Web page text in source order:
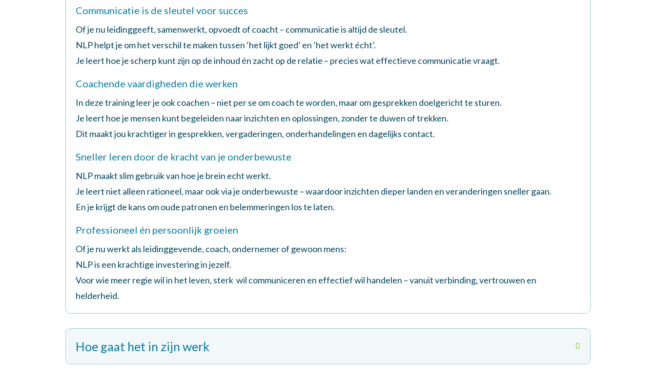
Communicatie is de sleutel voor succes
Of je nu leidinggeeft, samenwerkt, opvoedt of coacht – communicatie is altijd de sleutel.
NLP helpt je om het verschil te maken tussen ‘het lijkt goed’ en ‘het werkt écht’.
Je leert hoe je scherp kunt zijn op de inhoud én zacht op de relatie – precies wat effectieve communicatie vraagt.
Coachende vaardigheden die werken
In deze training leer je ook coachen – niet per se om coach te worden, maar om gesprekken doelgericht te sturen.
Je leert hoe je mensen kunt begeleiden naar inzichten en oplossingen, zonder te duwen of trekken.
Dit maakt jou krachtiger in gesprekken, vergaderingen, onderhandelingen en dagelijks contact.
Sneller leren door de kracht van je onderbewuste
NLP maakt slim gebruik van hoe je brein echt werkt.
Je leert niet alleen rationeel, maar ook via je onderbewuste – waardoor inzichten dieper landen en veranderingen sneller gaan.
En je krijgt de kans om oude patronen en belemmeringen los te laten.
Professioneel én persoonlijk groeien
Of je nu werkt als leidinggevende, coach, ondernemer of gewoon mens:
NLP is een krachtige investering in jezelf.
Voor wie meer regie wil in het leven, sterk wil communiceren en effectief wil handelen – vanuit verbinding, vertrouwen en
helderheid.
Hoe gaat het in zijn werk